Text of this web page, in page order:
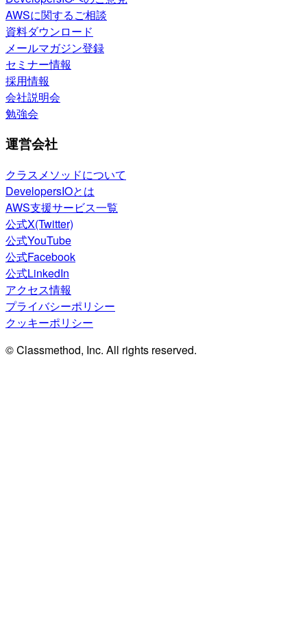
AWSに関するご相談
資料ダウンロード
メールマガジン登録
セミナー情報
採用情報
会社説明会
勉強会
運営会社
クラスメソッドについて
DevelopersIOとは
AWS支援サービス一覧
公式X(Twitter)
公式YouTube
公式Facebook
公式LinkedIn
アクセス情報
プライバシーポリシー
クッキーポリシー
© Classmethod, Inc. All rights reserved.